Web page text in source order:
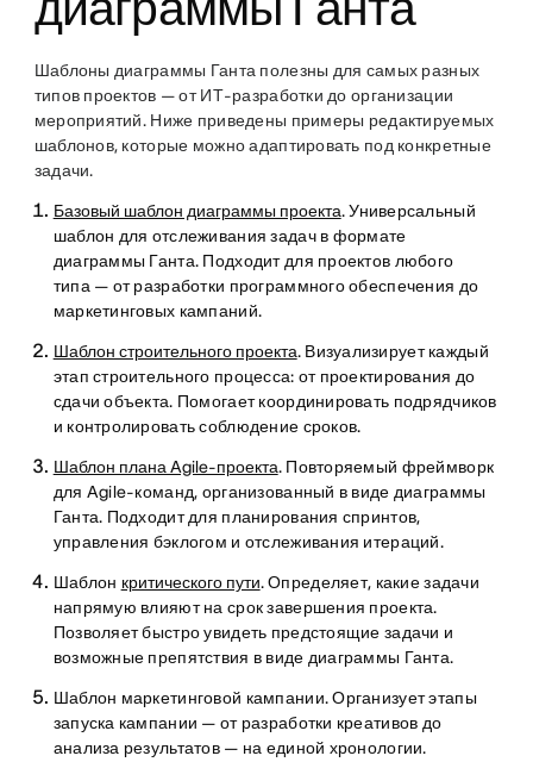
Шаблоны диаграммы Ганта полезны для самых разных
типов проектов — от ИТ-разработки до организации
мероприятий. Ниже приведены примеры редактируемых
шаблонов, которые можно адаптировать под конкретные
задачи.
Базовый шаблон диаграммы проекта. Универсальный
шаблон для отслеживания задач в формате
диаграммы Ганта. Подходит для проектов любого
типа — от разработки программного обеспечения до
маркетинговых кампаний.
Шаблон строительного проекта. Визуализирует каждый
этап строительного процесса: от проектирования до
сдачи объекта. Помогает координировать подрядчиков
и контролировать соблюдение сроков.
Шаблон плана Agile-проекта. Повторяемый фреймворк
для Agile-команд, организованный в виде диаграммы
Ганта. Подходит для планирования спринтов,
управления бэклогом и отслеживания итераций.
Шаблон критического пути. Определяет, какие задачи
напрямую влияют на срок завершения проекта.
Позволяет быстро увидеть предстоящие задачи и
возможные препятствия в виде диаграммы Ганта.
Шаблон маркетинговой кампании. Организует этапы
запуска кампании — от разработки креативов до
анализа результатов — на единой хронологии.